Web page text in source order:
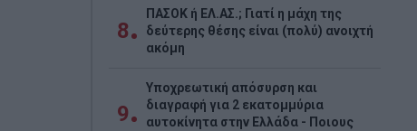
8
ΠΑΣΟΚ ή ΕΛ.ΑΣ.; Γιατί η μάχη της
δεύτερης θέσης είναι (πολύ) ανοιχτή
ακόμη
9
Υποχρεωτική απόσυρση και
διαγραφή για 2 εκατομμύρια
αυτοκίνητα στην Ελλάδα - Ποιους